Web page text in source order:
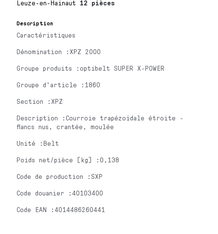
Leuze-en-Hainaut 12 pièces
Description
Caractéristiques
Dénomination :XPZ 2000
Groupe produits :optibelt SUPER X-POWER
Groupe d'article :1860
Section :XPZ
Description :Courroie trapézoïdale étroite -
flancs nus, crantée, moulée
Unité :Belt
Poids net/pièce [kg] :0,138
Code de production :SXP
Code douanier :40103400
Code EAN :4014486260441